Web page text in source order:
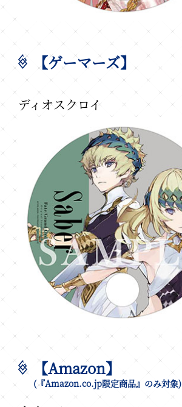
【ゲーマーズ】
ディオスクロイ
【Amazon】
(『Amazon.co.jp限定商品』のみ対象)